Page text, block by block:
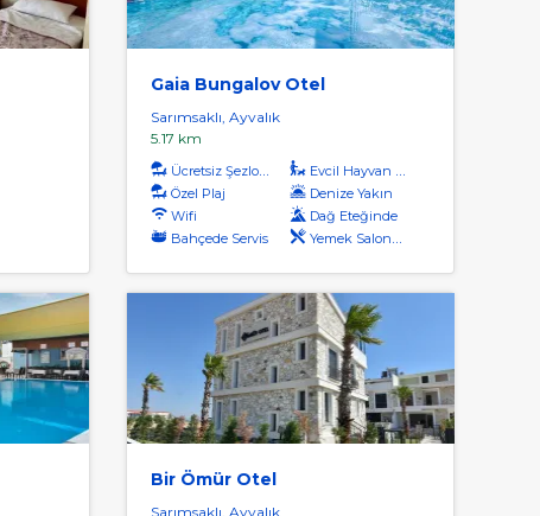
Gaia Bungalov Otel
Sarımsaklı, Ayvalık
5.17 km
Ücretsiz Şezlong
Evcil Hayvan Kabul
Özel Plaj
Denize Yakın
Wifi
Dağ Eteğinde
Bahçede Servis
Yemek Salonunda Servis
Bir Ömür Otel
Sarımsaklı, Ayvalık